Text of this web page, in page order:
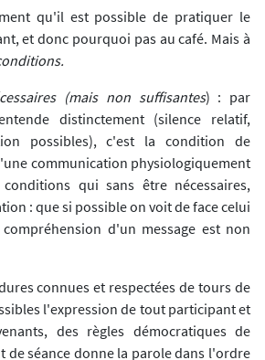
qu'il est possible de pratiquer le
et donc pourquoi pas au café. Mais à
(mais non suffisantes) : par
distinctement (silence relatif,
possibles), c'est la condition de
communication physiologiquement
qui sans être nécessaires,
: que si possible on voit de face celui
d'un message est non
connues et respectées de tours de
l'expression de tout participant et
des règles démocratiques de
de séance donne la parole dans l'ordre